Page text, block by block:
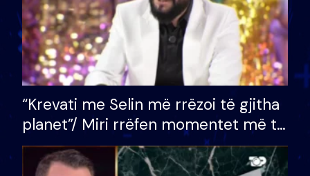
“Krevati me Selin më rrëzoi të gjitha
planet”/ Miri rrëfen momentet më të
bukura në shtëpinë e BB VIP: Do më
mungojë zilja e mëngjesit kur…